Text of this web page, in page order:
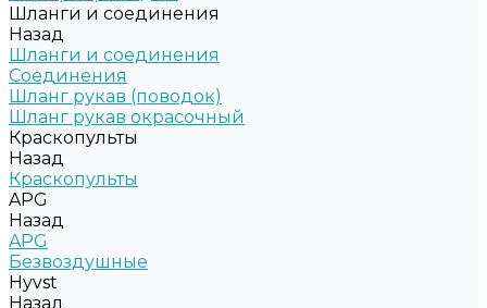
Шланги и соединения
Назад
Шланги и соединения
Cоединения
Шланг рукав (поводок)
Шланг рукав окрасочный
Краскопульты
Назад
Краскопульты
APG
Назад
APG
Безвоздушные
Hyvst
Назад